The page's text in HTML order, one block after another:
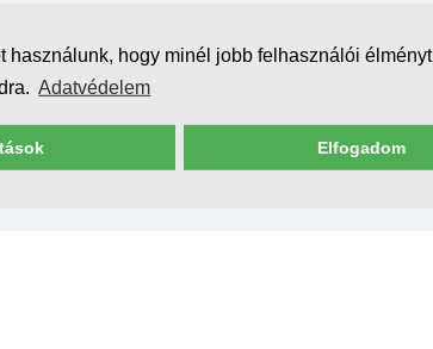
használunk, hogy minél jobb felhasználói élményt
Adatvédelem
Elfogadom